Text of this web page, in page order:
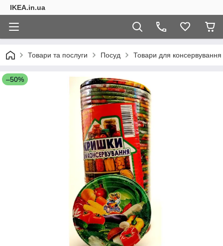
IKEA.in.ua
Товари та послуги Посуд Товари для консервування
–50%